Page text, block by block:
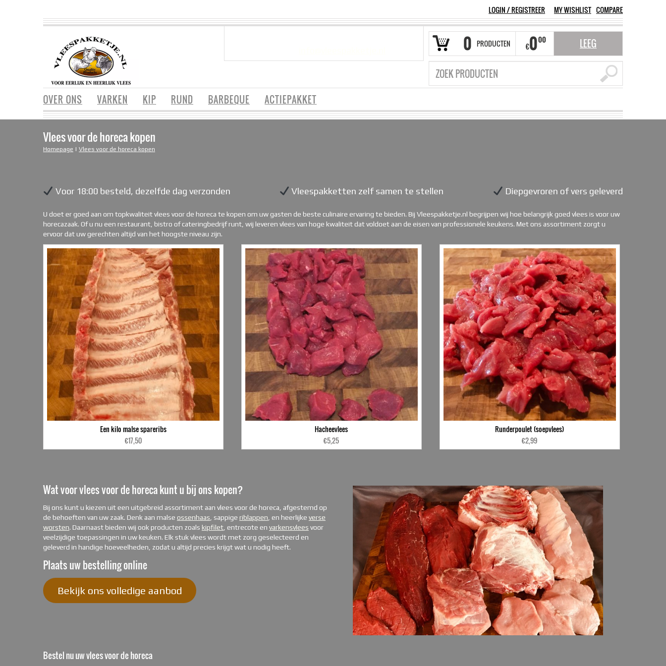
LOGIN/REGISTREER MY WISHLIST COMPARE
0 PRODUCTEN €000 LEEG
OVER ONS VARKEN KIP RUND BARBEQUE ACTIEPAKKET
Vlees voor de horeca kopen
Homepage | Vlees voor de horeca kopen
Voor 18:00 besteld, dezelfde dag verzonden Vleespakketten zelf samen te stellen Diepgevroren of vers geleverd
U doet er goed aan om topkwaliteit vlees voor de horeca te kopen om uw gasten de beste culinaire ervaring te bieden. Bij Vleespakketje.nl begrijpen wij hoe belangrijk goed vlees is voor uw
horecazaak. Of u nu een restaurant, bistro of cateringbedrijf runt, wij leveren vlees van hoge kwaliteit dat voldoet aan de eisen van professionele keukens. Met ons assortiment zorgt u
ervoor dat uw gerechten altijd van het hoogste niveau zijn.
Een kilo malse spareribs
€17,50
Hacheevlees
€5,25
Runderpoulet (soepvlees)
€2,99
Wat voor vlees voor de horeca kunt u bij ons kopen?
Bij ons kunt u kiezen uit een uitgebreid assortiment aan vlees voor de horeca, afgestemd op
de behoeften van uw zaak. Denk aan malse ossenhaas, sappige riblappen, en heerlijke verse
worsten. Daarnaast bieden wij ook producten zoals kipfilet, entrecote en varkensvlees voor
veelzijdige toepassingen in uw keuken. Elk stuk vlees wordt met zorg geselecteerd en
geleverd in handige hoeveelheden, zodat u altijd precies krijgt wat u nodig heeft.
Plaats uw bestelling online
Bekijk ons volledige aanbod
Bestel nu uw vlees voor de horeca